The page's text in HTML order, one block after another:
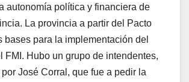
autonomía política y financiera de
La provincia a partir del Pacto
bases para la implementación del
FMI. Hubo un grupo de intendentes,
José Corral, que fue a pedir la